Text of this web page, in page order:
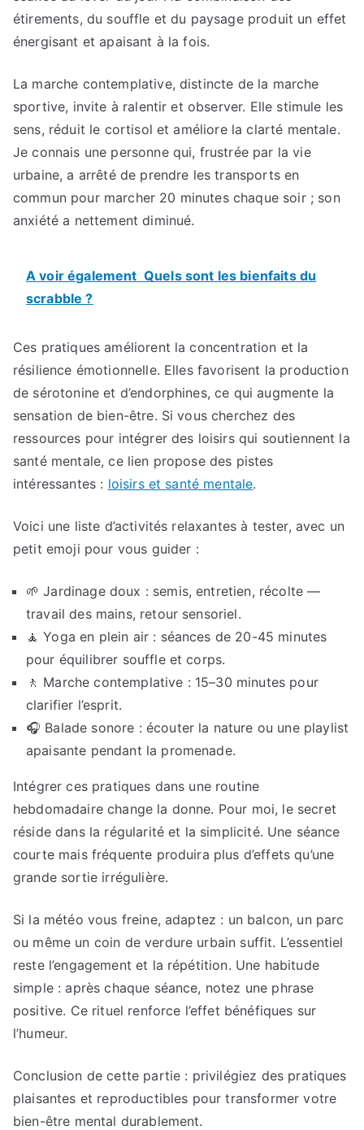
étirements, du souffle et du paysage produit un effet
énergisant et apaisant à la fois.
La marche contemplative, distincte de la marche
sportive, invite à ralentir et observer. Elle stimule les
sens, réduit le cortisol et améliore la clarté mentale.
Je connais une personne qui, frustrée par la vie
urbaine, a arrêté de prendre les transports en
commun pour marcher 20 minutes chaque soir ; son
anxiété a nettement diminué.
A voir également Quels sont les bienfaits du
scrabble ?
Ces pratiques améliorent la concentration et la
résilience émotionnelle. Elles favorisent la production
de sérotonine et d’endorphines, ce qui augmente la
sensation de bien-être. Si vous cherchez des
ressources pour intégrer des loisirs qui soutiennent la
santé mentale, ce lien propose des pistes
intéressantes : loisirs et santé mentale.
Voici une liste d’activités relaxantes à tester, avec un
petit emoji pour vous guider :
🌱 Jardinage doux : semis, entretien, récolte —
travail des mains, retour sensoriel.
🧘 Yoga en plein air : séances de 20-45 minutes
pour équilibrer souffle et corps.
🚶 Marche contemplative : 15–30 minutes pour
clarifier l’esprit.
🎧 Balade sonore : écouter la nature ou une playlist
apaisante pendant la promenade.
Intégrer ces pratiques dans une routine
hebdomadaire change la donne. Pour moi, le secret
réside dans la régularité et la simplicité. Une séance
courte mais fréquente produira plus d’effets qu’une
grande sortie irrégulière.
Si la météo vous freine, adaptez : un balcon, un parc
ou même un coin de verdure urbain suffit. L’essentiel
reste l’engagement et la répétition. Une habitude
simple : après chaque séance, notez une phrase
positive. Ce rituel renforce l’effet bénéfiques sur
l’humeur.
Conclusion de cette partie : privilégiez des pratiques
plaisantes et reproductibles pour transformer votre
bien-être mental durablement.